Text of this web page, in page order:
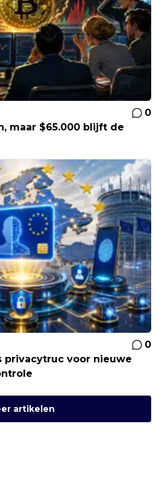
0
maar $65.000 blijft de
0
privacytruc voor nieuwe
artikelen